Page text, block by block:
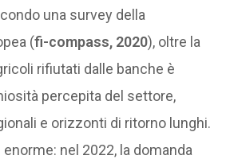
una survey della
(fi-compass, 2020), oltre la
rifiutati dalle banche è
percepita del settore,
e orizzonti di ritorno lunghi.
nel 2022, la domanda